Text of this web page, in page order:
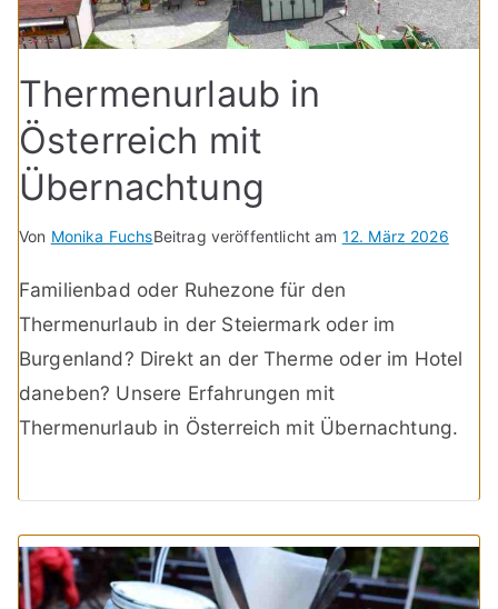
Thermenurlaub in
Österreich mit
Übernachtung
Von Monika FuchsBeitrag veröffentlicht am 12. März 2026
Familienbad oder Ruhezone für den
Thermenurlaub in der Steiermark oder im
Burgenland? Direkt an der Therme oder im Hotel
daneben? Unsere Erfahrungen mit
Thermenurlaub in Österreich mit Übernachtung.